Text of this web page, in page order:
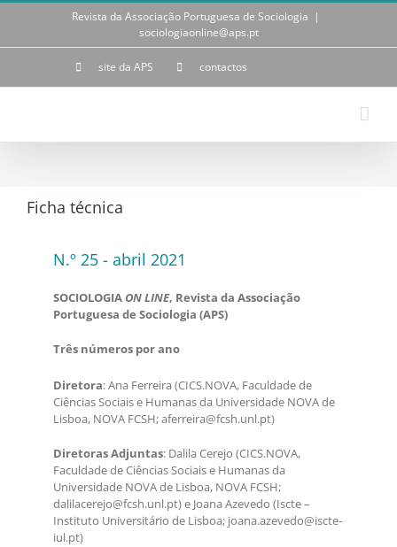
Skip
Revista da Associação Portuguesa de Sociologia |
sociologiaonline@aps.pt
site da APS contactos
Ficha técnica
N.º 25 - abril 2021
SOCIOLOGIAON LINE, Revista da Associação
Portuguesa de Sociologia (APS)
Três números por ano
Diretora: Ana Ferreira (CICS.NOVA, Faculdade de
Ciências Sociais e Humanas da Universidade NOVA de
Lisboa, NOVA FCSH; aferreira@fcsh.unl.pt)
Diretoras Adjuntas: Dalila Cerejo (CICS.NOVA,
Faculdade de Ciências Sociais e Humanas da
Universidade NOVA de Lisboa, NOVA FCSH;
dalilacerejo@fcsh.unl.pt) e Joana Azevedo (Iscte –
Instituto Universitário de Lisboa; joana.azevedo@iscte-
iul.pt)